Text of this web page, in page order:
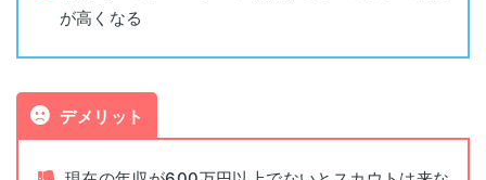
公開求人数
非公開求人数
渋谷クロスタワー12F
が高くなる
デメリット